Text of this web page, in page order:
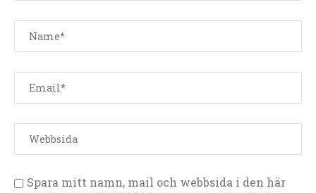
Spara mitt namn, mail och webbsida i den här